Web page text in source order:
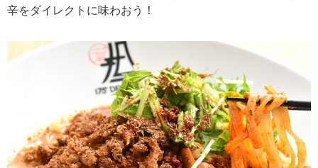
辛をダイレクトに味わおう！